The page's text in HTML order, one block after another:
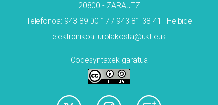
20800 - ZARAUTZ
Telefonoa: 943 89 00 17 / 943 81 38 41 | Helbide
elektronikoa: urolakosta@ukt.eus
Codesyntaxek garatua